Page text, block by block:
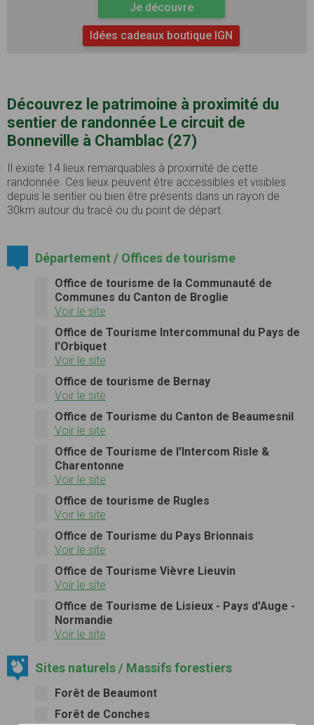
Je découvre
Idées cadeaux boutique IGN
Découvrez le patrimoine à proximité du
sentier de randonnée Le circuit de
Bonneville à Chamblac (27)
Il existe 14 lieux remarquables à proximité de cette
randonnée. Ces lieux peuvent être accessibles et visibles
depuis le sentier ou bien être présents dans un rayon de
30km autour du tracé ou du point de départ.
Département / Offices de tourisme
Office de tourisme de la Communauté de
Communes du Canton de Broglie
Voir le site
Office de Tourisme Intercommunal du Pays de
l'Orbiquet
Voir le site
Office de tourisme de Bernay
Voir le site
Office de Tourisme du Canton de Beaumesnil
Voir le site
Office de Tourisme de l'Intercom Risle &
Charentonne
Voir le site
Office de tourisme de Rugles
Voir le site
Office de Tourisme du Pays Brionnais
Voir le site
Office de Tourisme Vièvre Lieuvin
Voir le site
Office de Tourisme de Lisieux - Pays d'Auge -
Normandie
Voir le site
Sites naturels / Massifs forestiers
Forêt de Beaumont
Forêt de Conches